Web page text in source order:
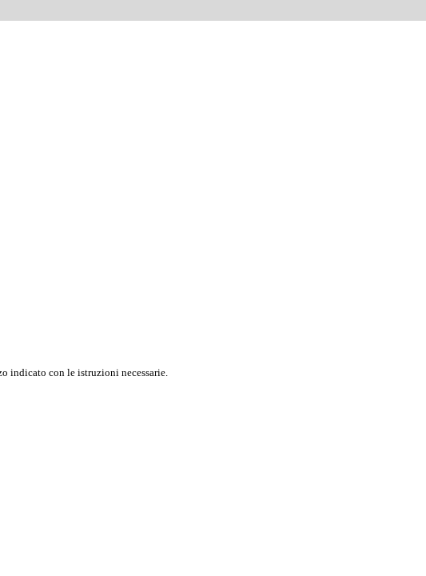
indicato con le istruzioni necessarie.